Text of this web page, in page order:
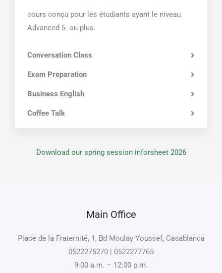
cours conçu pour les étudiants ayant le niveau
Advanced 5 ou plus.
Conversation Class
Exam Preparation
Business English
Coffee Talk
Download our spring session inforsheet 2026
Main Office
Place de la Fraternité, 1, Bd Moulay Youssef, Casablanca
0522275270 | 0522277765
9:00 a.m. – 12:00 p.m.